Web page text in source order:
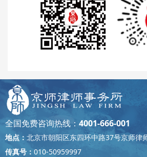
全国免费咨询热线： 4001-666-001
地点： 北京市朝阳区东四环中路37号京师律
传真号： 010-50959997